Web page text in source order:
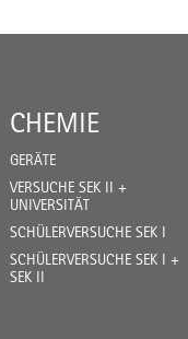
CHEMIE
GERÄTE
VERSUCHE SEK II +
UNIVERSITÄT
SCHÜLERVERSUCHE SEK I
SCHÜLERVERSUCHE SEK I +
SEK II